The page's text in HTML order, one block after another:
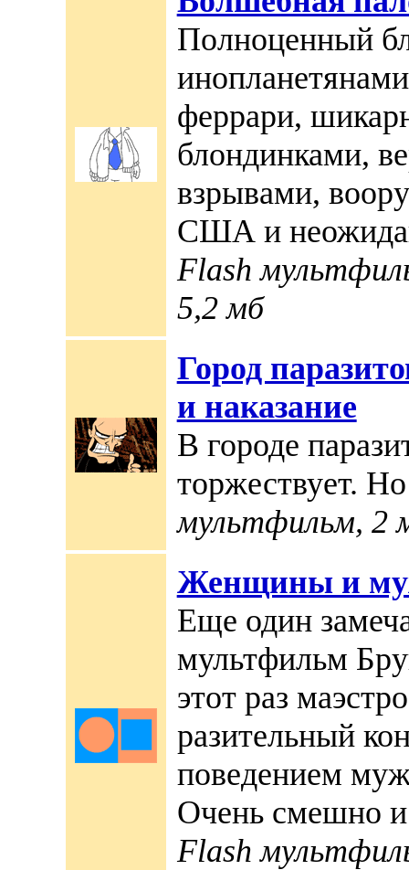
Полноценный
феррари,
блондинками,
взрывами,
США и
Flash
5,2 мб
Город
и наказание
В городе
торжествует.
мультфильм, 2
Женщины и
Еще один
мультфильм
этот раз
разительный
поведением
Очень смешно и
Flash